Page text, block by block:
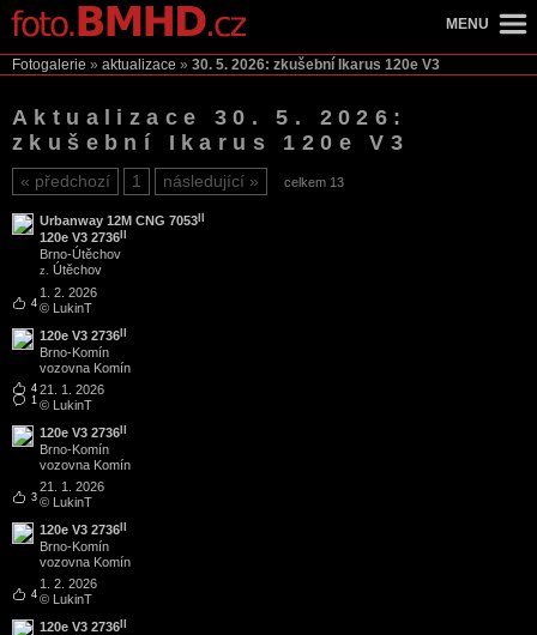
Fotogalerie » aktualizace » 30. 5. 2026: zkušební Ikarus 120e V3
Aktualizace 30. 5. 2026:
zkušební Ikarus 120e V3
předchozí 1 následující celkem 13
4
Urbanway 12M CNG 7053
120e V3 2736
Brno-Útěchov
z. Útěchov
1. 2. 2026
© LukinT
4
1
120e V3 2736
Brno-Komín
vozovna Komín
21. 1. 2026
© LukinT
3
120e V3 2736
Brno-Komín
vozovna Komín
21. 1. 2026
© LukinT
4
120e V3 2736
Brno-Komín
vozovna Komín
1. 2. 2026
© LukinT
120e V3 2736
MENU